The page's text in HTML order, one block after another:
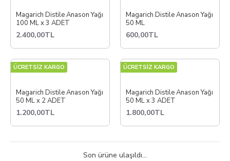
Magarich Distile Anason Yağı
100 ML x 3 ADET
2.400,00TL
Magarich Distile Anason Yağı
50 ML
600,00TL
ÜCRETSİZ KARGO
Magarich Distile Anason Yağı
50 ML x 2 ADET
1.200,00TL
ÜCRETSİZ KARGO
Magarich Distile Anason Yağı
50 ML x 3 ADET
1.800,00TL
Son ürüne ulaşıldı...